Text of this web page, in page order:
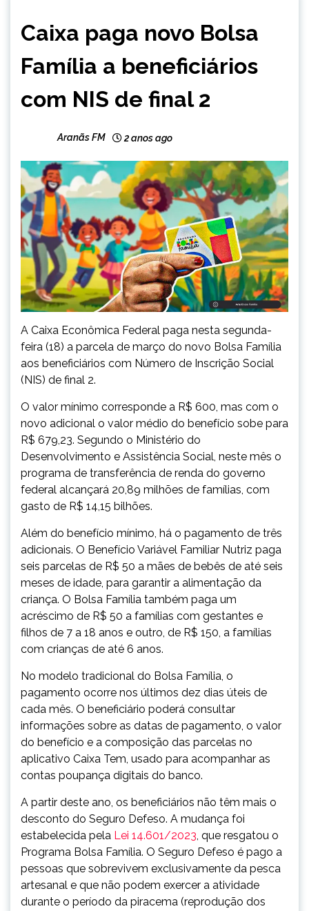
NOTÍCIAS
Caixa paga novo Bolsa
Família a beneficiários
com NIS de final 2
Aranãs FM 2 anos ago
A Caixa Econômica Federal paga nesta segunda-
feira (18) a parcela de março do novo Bolsa Família
aos beneficiários com Número de Inscrição Social
(NIS) de final 2.
O valor mínimo corresponde a R$ 600, mas com o
novo adicional o valor médio do benefício sobe para
R$ 679,23. Segundo o Ministério do
Desenvolvimento e Assistência Social, neste mês o
programa de transferência de renda do governo
federal alcançará 20,89 milhões de famílias, com
gasto de R$ 14,15 bilhões.
Além do benefício mínimo, há o pagamento de três
adicionais. O Benefício Variável Familiar Nutriz paga
seis parcelas de R$ 50 a mães de bebês de até seis
meses de idade, para garantir a alimentação da
criança. O Bolsa Família também paga um
acréscimo de R$ 50 a famílias com gestantes e
filhos de 7 a 18 anos e outro, de R$ 150, a famílias
com crianças de até 6 anos.
No modelo tradicional do Bolsa Família, o
pagamento ocorre nos últimos dez dias úteis de
cada mês. O beneficiário poderá consultar
informações sobre as datas de pagamento, o valor
do benefício e a composição das parcelas no
aplicativo Caixa Tem, usado para acompanhar as
contas poupança digitais do banco.
A partir deste ano, os beneficiários não têm mais o
desconto do Seguro Defeso. A mudança foi
estabelecida pela Lei 14.601/2023, que resgatou o
Programa Bolsa Família. O Seguro Defeso é pago a
pessoas que sobrevivem exclusivamente da pesca
artesanal e que não podem exercer a atividade
durante o período da piracema (reprodução dos